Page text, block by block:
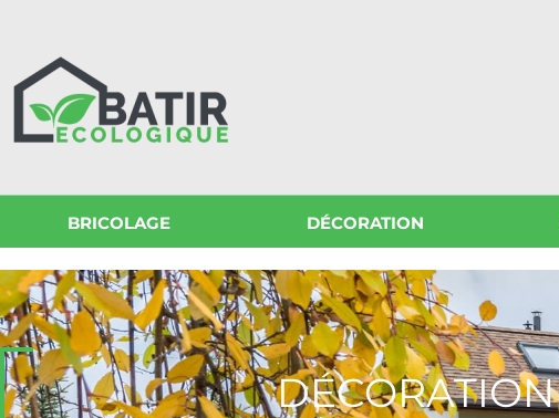
BRICOLAGE DÉCORATION
DÉCORATION